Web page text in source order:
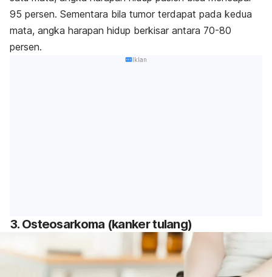
95 persen. Sementara bila tumor terdapat pada kedua
mata, angka harapan hidup berkisar antara 70-80
persen.
Iklan
3. Osteosarkoma (kanker tulang)